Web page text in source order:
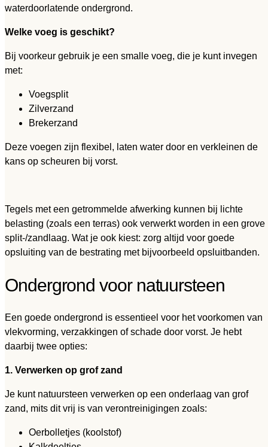
waterdoorlatende ondergrond.
Welke voeg is geschikt?
Bij voorkeur gebruik je een smalle voeg, die je kunt invegen
met:
Voegsplit
Zilverzand
Brekerzand
Deze voegen zijn flexibel, laten water door en verkleinen de
kans op scheuren bij vorst.
Tegels met een getrommelde afwerking kunnen bij lichte
belasting (zoals een terras) ook verwerkt worden in een grove
split-/zandlaag. Wat je ook kiest: zorg altijd voor goede
opsluiting van de bestrating met bijvoorbeeld opsluitbanden.
Ondergrond voor natuursteen
Een goede ondergrond is essentieel voor het voorkomen van
vlekvorming, verzakkingen of schade door vorst. Je hebt
daarbij twee opties:
1. Verwerken op grof zand
Je kunt natuursteen verwerken op een onderlaag van grof
zand, mits dit vrij is van verontreinigingen zoals:
Oerbolletjes (koolstof)